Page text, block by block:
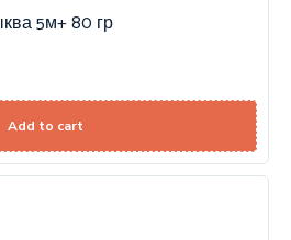
5м+ 80 гр
Add to cart